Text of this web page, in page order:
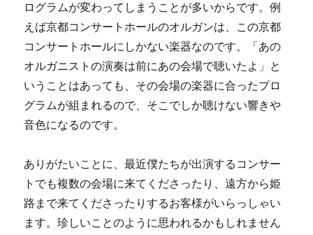
ログラムが変わってしまうことが多いからです。例
えば京都コンサートホールのオルガンは、この京都
コンサートホールにしかない楽器なのです。「あの
オルガニストの演奏は前にあの会場で聴いたよ」と
いうことはあっても、その会場の楽器に合ったプロ
グラムが組まれるので、そこでしか聴けない響きや
音色になるのです。
ありがたいことに、最近僕たちが出演するコンサー
トでも複数の会場に来てくださったり、遠方から姫
路まで来てくださったりするお客様がいらっしゃい
ます。珍しいことのように思われるかもしれません